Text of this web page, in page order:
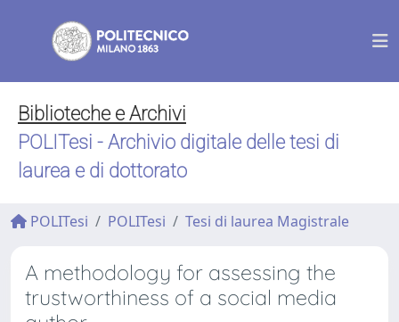
Biblioteche e Archivi
POLITesi - Archivio digitale delle tesi di
laurea e di dottorato
POLITesi POLITesi Tesi di laurea Magistrale
A methodology for assessing the
trustworthiness of a social media